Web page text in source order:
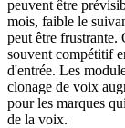
peuvent être
mois, faible le
peut être frustrante.
souvent compétitif
d'entrée. Les
clonage de voix
pour les marques
de la voix.